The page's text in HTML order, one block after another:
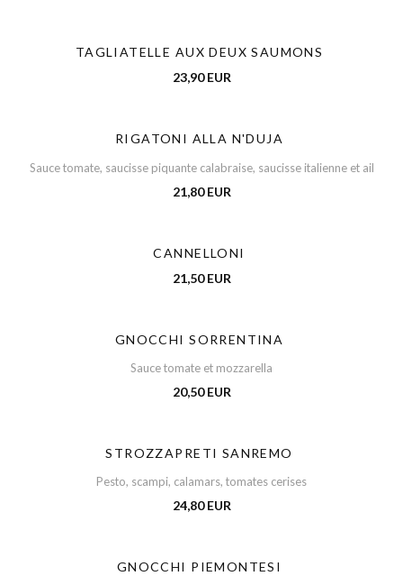
TAGLIATELLE AUX DEUX SAUMONS
23,90 EUR
RIGATONI ALLA N'DUJA
Sauce tomate, saucisse piquante calabraise, saucisse italienne et ail
21,80 EUR
CANNELLONI
21,50 EUR
GNOCCHI SORRENTINA
Sauce tomate et mozzarella
20,50 EUR
STROZZAPRETI SANREMO
Pesto, scampi, calamars, tomates cerises
24,80 EUR
GNOCCHI PIEMONTESI